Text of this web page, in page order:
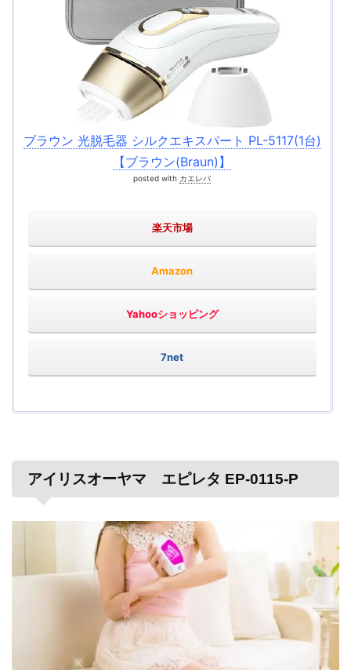
ブラウン 光脱毛器 シルクエキスパート PL-5117(1台)
【ブラウン(Braun)】
posted with カエレバ
楽天市場
Amazon
Yahooショッピング
7net
アイリスオーヤマ エピレタ EP-0115-P